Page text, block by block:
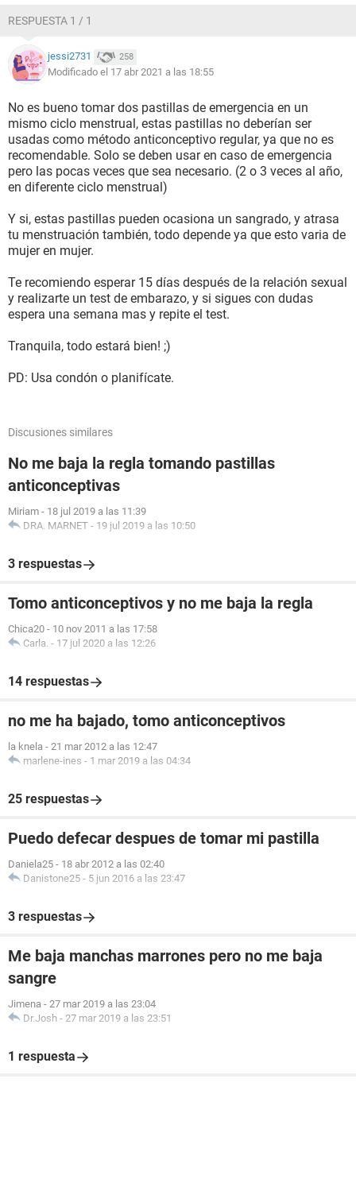
RESPUESTA 1 / 1
jessi2731 258
Modificado el 17 abr 2021 a las 18:55
No es bueno tomar dos pastillas de emergencia en un
mismo ciclo menstrual, estas pastillas no deberían ser
usadas como método anticonceptivo regular, ya que no es
recomendable. Solo se deben usar en caso de emergencia
pero las pocas veces que sea necesario. (2 o 3 veces al año,
en diferente ciclo menstrual)
Y si, estas pastillas pueden ocasiona un sangrado, y atrasa
tu menstruación también, todo depende ya que esto varia de
mujer en mujer.
Te recomiendo esperar 15 días después de la relación sexual
y realizarte un test de embarazo, y si sigues con dudas
espera una semana mas y repite el test.
Tranquila, todo estará bien! ;)
PD: Usa condón o planifícate.
Discusiones similares
No me baja la regla tomando pastillas
anticonceptivas
Miriam - 18 jul 2019 a las 11:39
DRA. MARNET - 19 jul 2019 a las 10:50
3 respuestas
Tomo anticonceptivos y no me baja la regla
Chica20 - 10 nov 2011 a las 17:58
Carla. - 17 jul 2020 a las 12:26
14 respuestas
no me ha bajado, tomo anticonceptivos
la knela - 21 mar 2012 a las 12:47
marlene-ines - 1 mar 2019 a las 04:34
25 respuestas
Puedo defecar despues de tomar mi pastilla
Daniela25 - 18 abr 2012 a las 02:40
Danistone25 - 5 jun 2016 a las 23:47
3 respuestas
Me baja manchas marrones pero no me baja
sangre
Jimena - 27 mar 2019 a las 23:04
Dr.Josh - 27 mar 2019 a las 23:51
1 respuesta